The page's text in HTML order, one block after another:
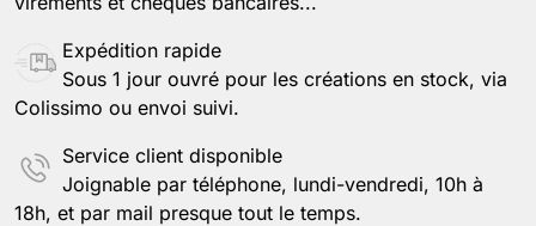
Expédition rapide
Sous 1 jour ouvré pour les créations en stock, via
Colissimo ou envoi suivi.
Service client disponible
Joignable par téléphone, lundi-vendredi, 10h à
18h, et par mail presque tout le temps.